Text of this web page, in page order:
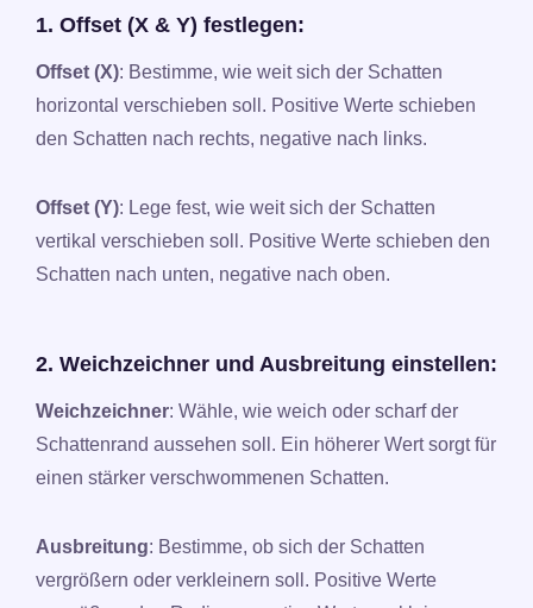
1. Offset (X & Y) festlegen:
Offset (X): Bestimme, wie weit sich der Schatten
horizontal verschieben soll. Positive Werte schieben
den Schatten nach rechts, negative nach links.
Offset (Y): Lege fest, wie weit sich der Schatten
vertikal verschieben soll. Positive Werte schieben den
Schatten nach unten, negative nach oben.
2. Weichzeichner und Ausbreitung einstellen:
Weichzeichner: Wähle, wie weich oder scharf der
Schattenrand aussehen soll. Ein höherer Wert sorgt für
einen stärker verschwommenen Schatten.
Ausbreitung: Bestimme, ob sich der Schatten
vergrößern oder verkleinern soll. Positive Werte